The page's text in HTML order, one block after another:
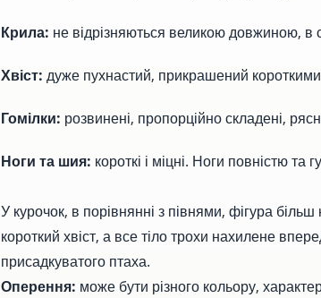
Крила: не відрізняються великою довжиною, в
Хвіст: дуже пухнастий, прикрашений короткими
Гомілки: розвинені, пропорційно складені,
Ноги та шия: короткі і міцні. Ноги повністю та
У курочок, в порівнянні з півнями, фігура
короткий хвіст, а все тіло трохи нахилене
присадкуватого птаха.
Оперення: може бути різного кольору,